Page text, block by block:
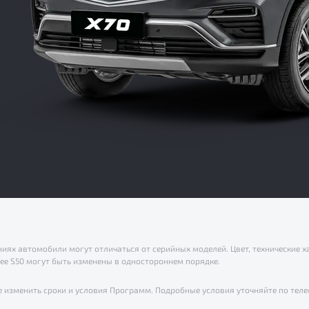
автомобили могут отличаться от серийных моделей. Цвет, технические
S50 могут быть изменены в одностороннем порядке.
сроки и условия Программ. Подробные условия уточняйте по